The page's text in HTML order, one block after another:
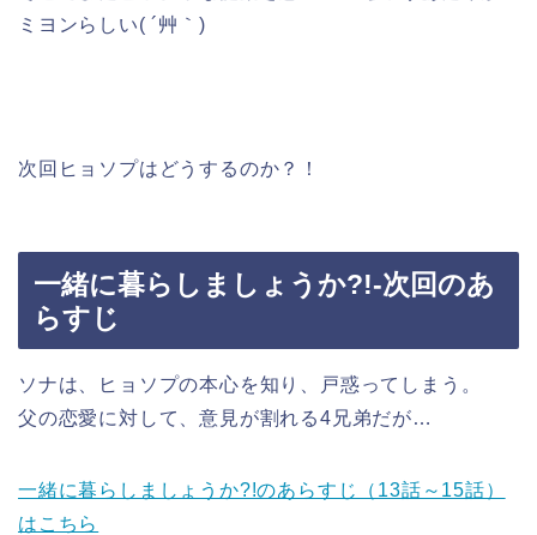
ミヨンらしい( ´艸｀)
次回ヒョソプはどうするのか？！
一緒に暮らしましょうか?!-次回のあ
らすじ
ソナは、ヒョソプの本心を知り、戸惑ってしまう。
父の恋愛に対して、意見が割れる4兄弟だが…
一緒に暮らしましょうか?!のあらすじ（13話～15話）
はこちら